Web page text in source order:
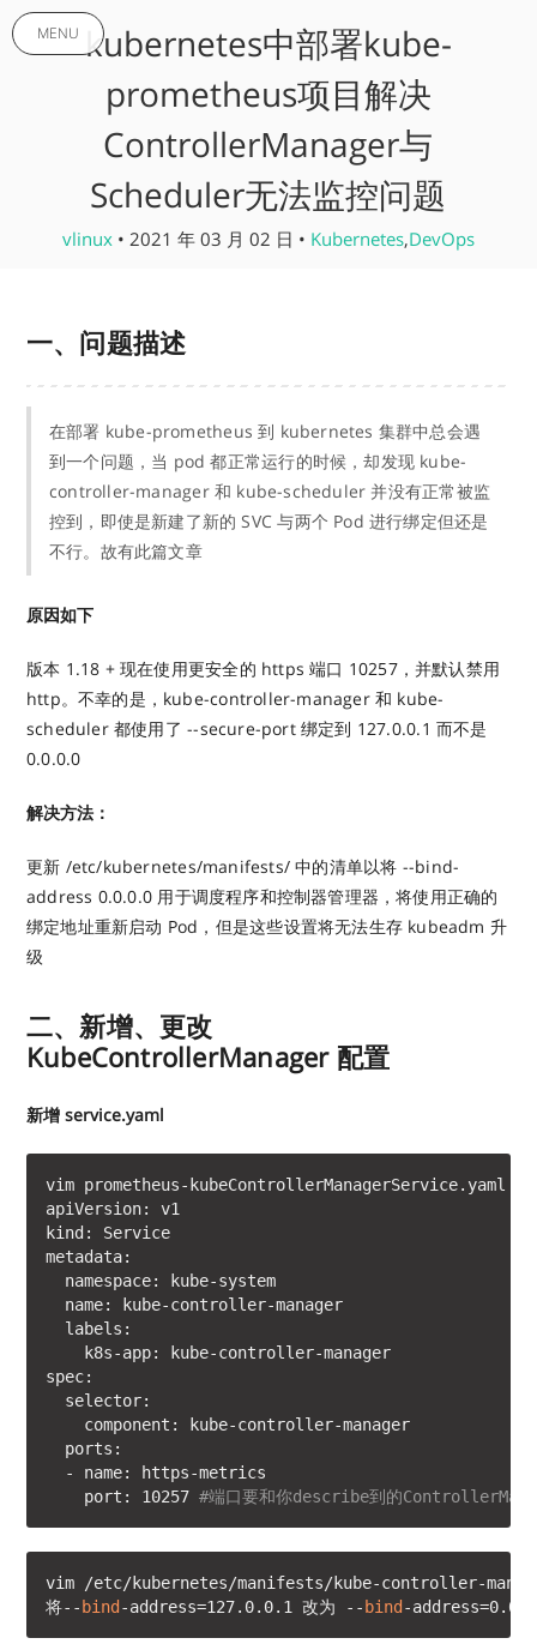
MENU kubernetes中部署kube-
prometheus项目解决
ControllerManager与
Scheduler无法监控问题
vlinux• 2021 年 03 月 02 日 • Kubernetes,DevOps
一、问题描述
在部署 kube-prometheus 到 kubernetes 集群中总会遇
到一个问题，当 pod 都正常运行的时候，却发现 kube-
controller-manager 和 kube-scheduler 并没有正常被监
控到，即使是新建了新的 SVC 与两个 Pod 进行绑定但还是
不行。故有此篇文章
原因如下
版本 1.18 + 现在使用更安全的 https 端口 10257，并默认禁用
http。不幸的是，kube-controller-manager 和 kube-
scheduler 都使用了 --secure-port 绑定到 127.0.0.1 而不是
0.0.0.0
解决方法：
更新 /etc/kubernetes/manifests/ 中的清单以将 --bind-
address 0.0.0.0 用于调度程序和控制器管理器，将使用正确的
绑定地址重新启动 Pod，但是这些设置将无法生存 kubeadm 升
级
二、新增、更改
KubeControllerManager 配置
新增 service.yaml
vim prometheus-kubeControllerManagerService.yaml
apiVersion: v1
kind: Service
metadata:
  namespace: kube-system
  name: kube-controller-manager
  labels:
    k8s-app: kube-controller-manager
spec:
  selector:
    component: kube-controller-manager
  ports:
  - name: https-metrics
    port: 10257
#端口要和你describe到的
vim /etc/kubernetes/manifests/kube-controller-
将-- bind -address=127.0.0.1 改为 -- bind -